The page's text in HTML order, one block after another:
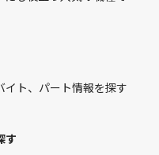
イト、パート情報を探す
す